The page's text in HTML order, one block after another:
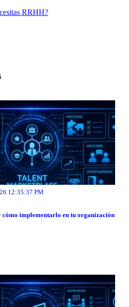
RRHH?
12:35:37 PM
cómo implementarlo en tu organización